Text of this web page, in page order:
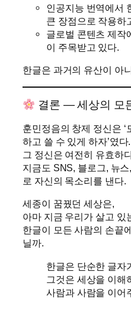
인공지능 번역에서
큰 장점으로 작용하
글로벌 콘텐츠 제작
이 주목받고 있다.
한글은 과거의 유산이 아
결론 — 세상의 모
훈민정음의 창제 정신은
하고 쓸 수 있게 하자’였다.
그 정신은 여전히 유효하
지금도 SNS, 블로그, 뉴
로 자신의 목소리를 낸다.
세종이 꿈꿨던 세상은,
아마 지금 우리가 살고 있
한글이 모든 사람의 손끝
닐까.
한글은 단순한 글자
그것은 세상을 이해
사람과 사람을 이어